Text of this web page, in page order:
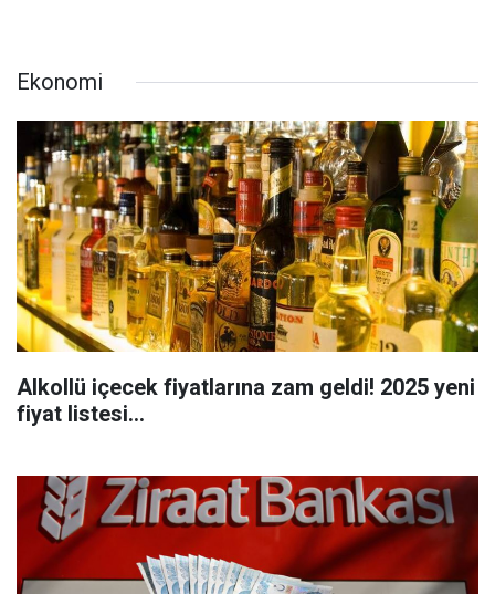
Ekonomi
Alkollü içecek fiyatlarına zam geldi! 2025 yeni
fiyat listesi...